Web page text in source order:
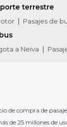
terrestre
Pasajes de
a Neiva
de compra de
de 25 millones de